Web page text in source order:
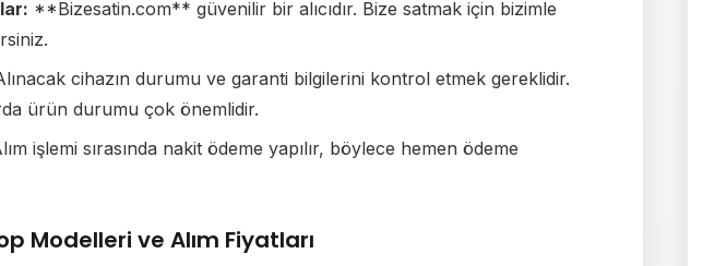
**Bizesatin.com** güvenilir bir alıcıdır. Bize satmak için bizimle
cihazın durumu ve garanti bilgilerini kontrol etmek gereklidir.
ürün durumu çok önemlidir.
işlemi sırasında nakit ödeme yapılır, böylece hemen ödeme
Modelleri ve Alım Fiyatları